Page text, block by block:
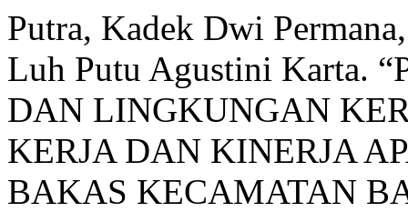
Putra, Kadek Dwi
Luh Putu Agustini Karta.
DAN LINGKUNGAN
KERJA DAN KINERJA
BAKAS KECAMATAN